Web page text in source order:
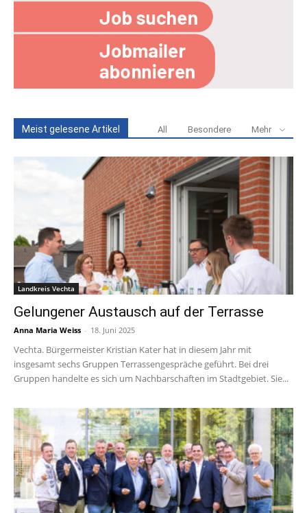
Meist gelesene Artikel All Besondere Mehr
Landkreis Vechta
Gelungener Austausch auf der Terrasse
Anna Maria Weiss - 18. Juni 2025
Vechta. Bürgermeister Kristian Kater hat in diesem Jahr mit
insgesamt sechs Gruppen Terrassengespräche geführt. Bei drei
Gruppen handelte es sich um Nachbarschaften im Stadtgebiet. Sie...